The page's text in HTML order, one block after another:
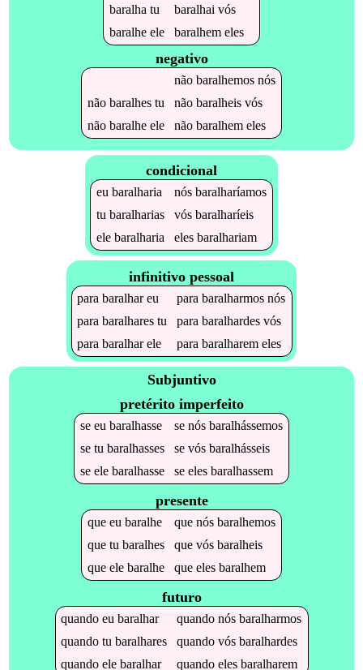
baralha tu baralhai vós
baralheele baralhemeles
negativo
não baralhemosnós
não baralhestu não baralheisvós
não baralheele não baralhemeles
condicional
eu baralharia nós baralharíamos
tu baralharias vós baralharíeis
ele baralharia eles baralhariam
infinitivo pessoal
parabaralhareu parabaralharmos nós
parabaralhares tu parabaralhardes vós
parabaralharele parabaralharem eles
Subjuntivo
pretérito imperfeito
se eu baralhasse se nós baralhássemos
se tu baralhasses se vós baralhásseis
se ele baralhasse se eles baralhassem
presente
que eu baralhe que nós baralhemos
que tu baralhes que vós baralheis
que ele baralhe que eles baralhem
futuro
quandoeubaralhar quandonósbaralharmos
quandotubaralhares quandovósbaralhardes
quandoelebaralhar quandoelesbaralharem